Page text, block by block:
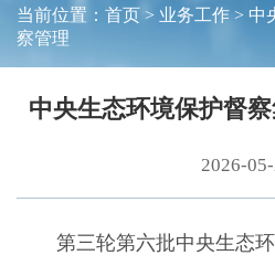
当前位置： 首页> 业务工作> 中
察管理
中央生态环境保护督
2026-
第三轮第六批中央生态环